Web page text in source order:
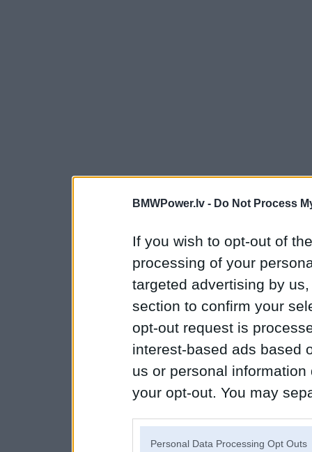
BMWPower.lv - Do Not Process
If you wish to opt-out of
processing of your
targeted advertising by
section to confirm your
opt-out request is
interest-based ads based
us or personal
your opt-out. You may
Personal Data Processing Opt Outs